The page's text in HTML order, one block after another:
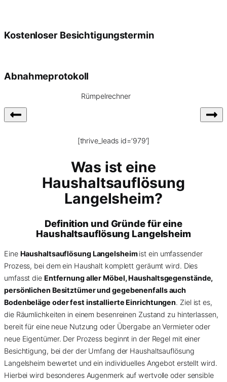
Kostenloser Besichtigungstermin
Abnahmeprotokoll
Rümpelrechner
[thrive_leads id=’979′]
Was ist eine
Haushaltsauflösung
Langelsheim?
Definition und Gründe für eine
Haushaltsauflösung Langelsheim
Eine Haushaltsauflösung Langelsheimist ein umfassender
Prozess, bei dem ein Haushalt komplett geräumt wird. Dies
umfasst die Entfernung aller Möbel, Haushaltsgegenstände,
persönlichen Besitztümer und gegebenenfalls auch
Bodenbeläge oder fest installierte Einrichtungen. Ziel ist es,
die Räumlichkeiten in einem besenreinen Zustand zu hinterlassen,
bereit für eine neue Nutzung oder Übergabe an Vermieter oder
neue Eigentümer. Der Prozess beginnt in der Regel mit einer
Besichtigung, bei der der Umfang der Haushaltsauflösung
Langelsheim bewertet und ein individuelles Angebot erstellt wird.
Hierbei wird besonderes Augenmerk auf wertvolle oder sensible